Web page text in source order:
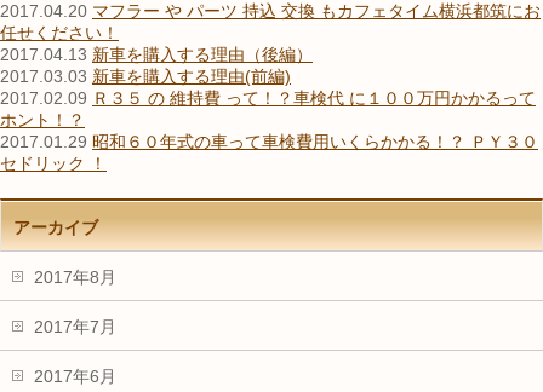
2017.04.20 マフラー や パーツ 持込 交換 もカフェタイム横浜都筑にお
任せください！
2017.04.13 新車を購入する理由（後編）
2017.03.03 新車を購入する理由(前編)
2017.02.09 Ｒ３５ の 維持費 って！？車検代 に１００万円かかるって
ホント！？
2017.01.29 昭和６０年式の車って車検費用いくらかかる！？ ＰＹ３０
セドリック ！
アーカイブ
2017年8月
2017年7月
2017年6月